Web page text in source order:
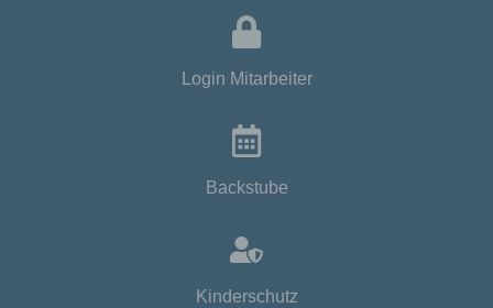
Login Mitarbeiter
Backstube
Kinderschutz
lit. a. und Art. 7 DSGVO, die Rechtsgrundlage für
die Verarbeitung zur Erfüllung unserer Leistungen
und Durchführung vertraglicher Maßnahmen Art. 6
Verpflichtungen Art. 6 Abs. 1 lit. c. DSGVO, und die
Rechtsgrundlage für die Verarbeitung zur Wahrung
unserer berechtigten Interessen Art. 6 Abs. 1 lit. f.